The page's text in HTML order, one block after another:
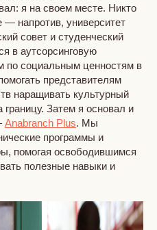
я на своем месте. Никто
напротив, университет
совет и студенческий
в аутсорсинговую
по социальным ценностям в
представителям
наращивать культурный
границу. Затем я основал и
Anabranch Plus. Мы
программы и
помогая освободившимся
полезные навыки и